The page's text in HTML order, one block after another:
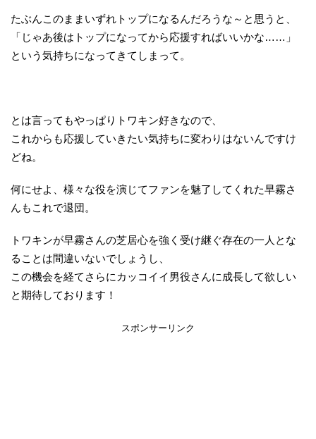
たぶんこのままいずれトップになるんだろうな～と思うと、
「じゃあ後はトップになってから応援すればいいかな……」
という気持ちになってきてしまって。
とは言ってもやっぱりトワキン好きなので、
これからも応援していきたい気持ちに変わりはないんですけ
どね。
何にせよ、様々な役を演じてファンを魅了してくれた早霧さ
んもこれで退団。
トワキンが早霧さんの芝居心を強く受け継ぐ存在の一人とな
ることは間違いないでしょうし、
この機会を経てさらにカッコイイ男役さんに成長して欲しい
と期待しております！
スポンサーリンク